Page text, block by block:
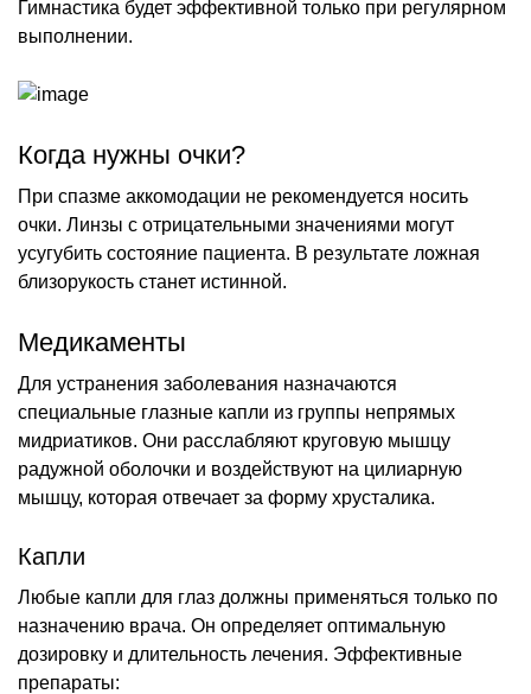
Гимнастика будет эффективной только при регулярном
выполнении.
Когда нужны очки?
При спазме аккомодации не рекомендуется носить
очки. Линзы с отрицательными значениями могут
усугубить состояние пациента. В результате ложная
близорукость станет истинной.
Медикаменты
Для устранения заболевания назначаются
специальные глазные капли из группы непрямых
мидриатиков. Они расслабляют круговую мышцу
радужной оболочки и воздействуют на цилиарную
мышцу, которая отвечает за форму хрусталика.
Капли
Любые капли для глаз должны применяться только по
назначению врача. Он определяет оптимальную
дозировку и длительность лечения. Эффективные
препараты: